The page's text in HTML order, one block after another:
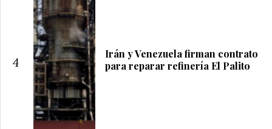
4
Irán y Venezuela firman contrato
para reparar refinería El Palito